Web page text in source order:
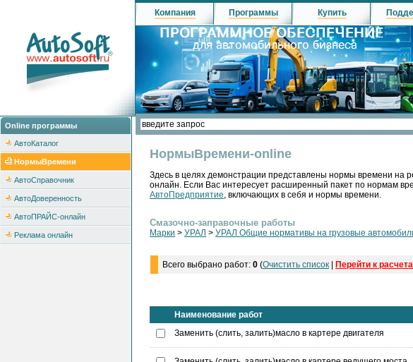
Online программы
АвтоКаталог
НормыВремени
АвтоСправочник
АвтоДоверенность
АвтоПРАЙС-онлайн
Реклама онлайн
Компания Программы Купить
НормыВремени-online
Здесь в целях демонстрации представлены нормы времени на
онлайн. Если Вас интересует расширенный пакет по нормам
АвтоПредприятие, включающих в себя и нормы времени.
Смазочно-заправочные работы
Марки > УРАЛ > УРАЛ Общие нормативы на грузовые
Всего выбрано работ: 0 (Очистить список | Перейти к
Наименование работ
Заменить (слить, залить)масло в картере двигателя